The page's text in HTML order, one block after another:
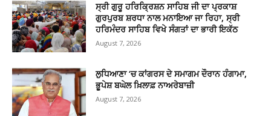
ਸ੍ਰੀ ਗੁਰੂ ਹਰਿਕ੍ਰਿਸ਼ਨ ਸਾਹਿਬ ਜੀ ਦਾ ਪ੍ਰਕਾਸ਼
ਗੁਰਪੁਰਬ ਸ਼ਰਧਾ ਨਾਲ ਮਨਾਇਆ ਜਾ ਰਿਹਾ, ਸ੍ਰੀ
ਹਰਿਮੰਦਰ ਸਾਹਿਬ ਵਿਖੇ ਸੰਗਤਾਂ ਦਾ ਭਾਰੀ ਇਕੱਠ
August 7, 2026
ਲੁਧਿਆਣਾ ‘ਚ ਕਾਂਗਰਸ ਦੇ ਸਮਾਗਮ ਦੌਰਾਨ ਹੰਗਾਮਾ,
ਭੂਪੇਸ਼ ਬਘੇਲ ਖ਼ਿਲਾਫ਼ ਨਾਅਰੇਬਾਜ਼ੀ
August 7, 2026